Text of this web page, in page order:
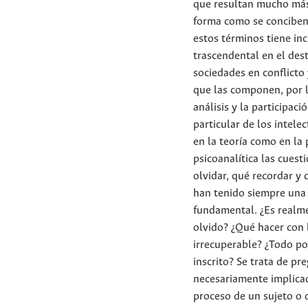
que resultan mucho
forma como se
estos términos tiene
trascendental en el
sociedades en
que las componen, por
análisis y la
particular de los
en la teoría como en la
psicoanalítica las
olvidar, qué recordar y
han tenido siempre
fundamental. ¿Es
olvido? ¿Qué hacer con
irrecuperable? ¿Todo
inscrito? Se trata de
necesariamente
proceso de un sujeto o